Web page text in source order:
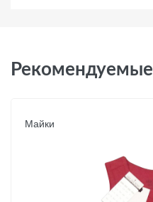
Рекомендуемые
Майки